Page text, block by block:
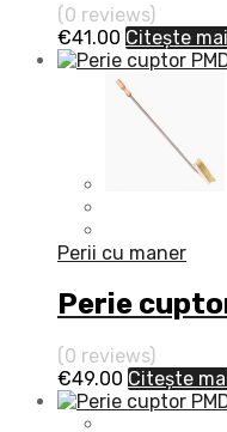
(0 reviews)
€41.00 Citește
Perii cu maner
Perie
(0 reviews)
€49.00 Citește